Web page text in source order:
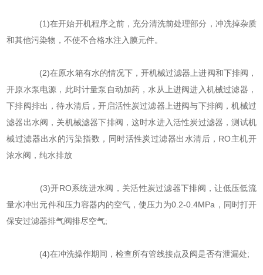
(1)在开始开机程序之前，充分清洗前处理部分，冲冼掉杂质
和其他污染物，不使不合格水注入膜元件。
(2)在原水箱有水的情况下，开机械过滤器上进阀和下排阀，
开原水泵电源，此时计量泵自动加药，水从上进阀进入机械过滤器，
下排阀排出，待水清后，开启活性炭过滤器上进阀与下排阀，机械过
滤器出水阀，关机械滤器下排阀，这时水进入活性炭过滤器，测试机
械过滤器出水的污染指数，同时活性炭过滤器出水清后，RO主机开
浓水阀，纯水排放
(3)开RO系统进水阀，关活性炭过滤器下排阀，让低压低流
量水冲出元件和压力容器内的空气，使压力为0.2-0.4MPa，同时打开
保安过滤器排气阀排尽空气;
(4)在冲洗操作期间，检查所有管线接点及阀是否有泄漏处;